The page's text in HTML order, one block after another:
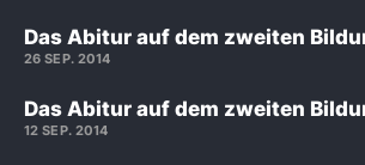
Das Abitur auf dem zweiten
26 SEP. 2014
Das Abitur auf dem zweiten
12 SEP. 2014